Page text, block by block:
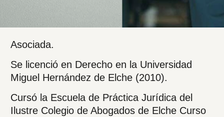
Asociada.
Se licenció en Derecho en la Universidad
Miguel Hernández de Elche (2010).
Cursó la Escuela de Práctica Jurídica del
Ilustre Colegio de Abogados de Elche Curso